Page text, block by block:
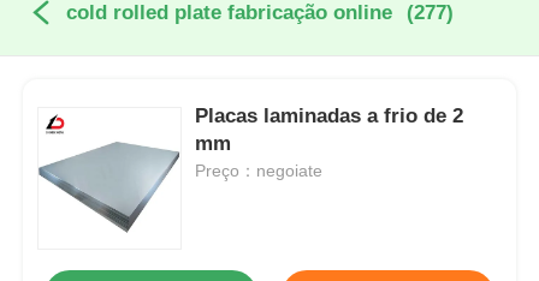
cold rolled plate fabricação online (277)
Placas laminadas a frio de 2
mm
Preço：negoiate